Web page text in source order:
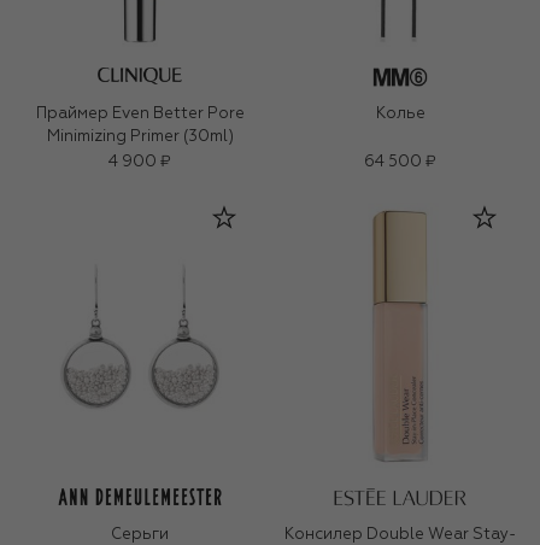
Праймер Even Better Pore
Minimizing Primer (30ml)
4 900 ₽
Колье
64 500 ₽
Серьги
Консилер Double Wear Stay-